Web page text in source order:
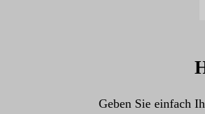
Geben Sie einfach